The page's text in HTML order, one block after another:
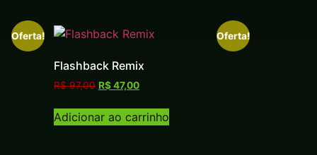
Oferta! Oferta!
Flashback Remix
R$97,00 R$47,00
Adicionar ao carrinho